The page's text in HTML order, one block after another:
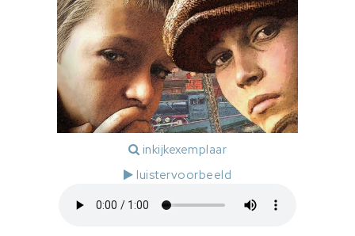
inkijkexemplaar
luistervoorbeeld